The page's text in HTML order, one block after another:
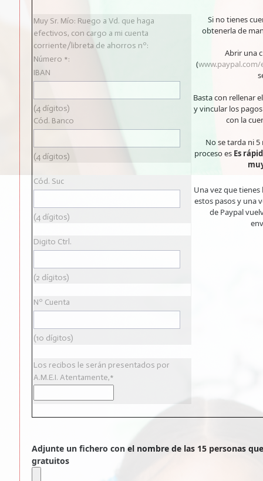
Muy Sr. Mío: Ruego a Vd. que haga
efectivos, con cargo a mi cuenta
corriente/libreta de ahorros nº:
Número *:
IBAN
(4 dígitos)
Cód. Banco
(4 dígitos)
Cód. Suc
(4 dígitos)
Digito Ctrl.
(2 dígitos)
Nº Cuenta
(10 dígitos)
Los recibos le serán presentados por
A.M.E.I. Atentamente,*
Si no tienes
obtenerla de
Abrir una
(
Basta con rellenar
y vincular los
con la
No se tarda ni
proceso es Es
Una vez que tienes
estos pasos y una
de Paypal
Adjunte un fichero con el nombre de las 15 personas
gratuitos